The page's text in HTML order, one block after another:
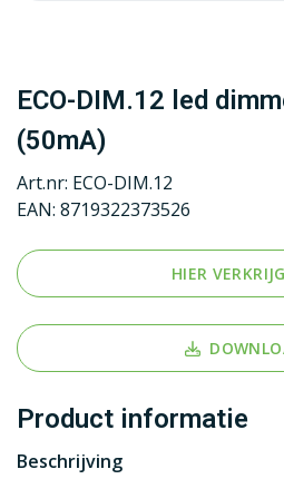
ECO-DIM.12 led
(50mA)
Art.nr: ECO-DIM.12
EAN: 8719322373526
HIER
Product informatie
Beschrijving